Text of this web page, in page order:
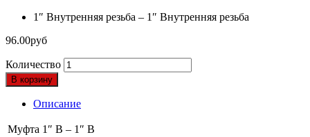
1″ Внутренняя резьба – 1″ Внутренняя резьба
96.00руб
Количество
В корзину
Описание
Муфта 1″ В – 1″ В